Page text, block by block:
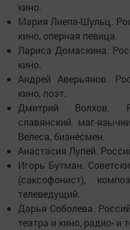
кино.
Мария Лиепа-Шульц.
кино, оперная певица.
Лариса Домаскина.
кино.
Андрей Аверьянов.
кино, поэт.
Дмитрий Волхов.
славянский маг-
Велеса, бизнесмен.
Анастасия Лупей.
Игорь Бутман.
(саксофонист),
телеведущий.
Дарья Соболева.
театра и кино, радио- и